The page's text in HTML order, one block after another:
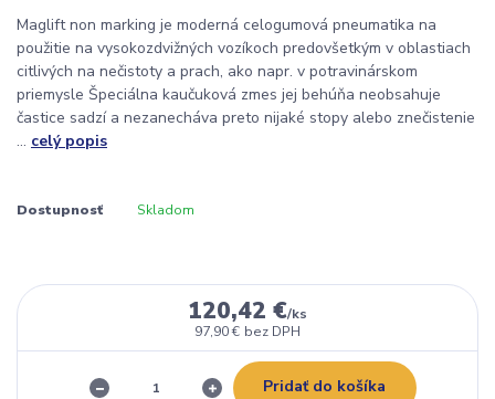
Maglift non marking je moderná celogumová pneumatika na
použitie na vysokozdvižných vozíkoch predovšetkým v oblastiach
citlivých na nečistoty a prach, ako napr. v potravinárskom
priemysle Špeciálna kaučuková zmes jej behúňa neobsahuje
častice sadzí a nezanecháva preto nijaké stopy alebo znečistenie
... celý popis
Dostupnosť Skladom
120,42 €/ks
97,90 € bez DPH
Pridať do košíka